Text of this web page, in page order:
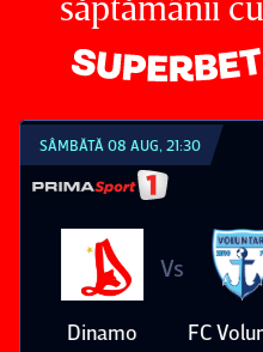
SÂMBĂTĂ 08 AUG, 21:30
Dinamo
Vs
FC